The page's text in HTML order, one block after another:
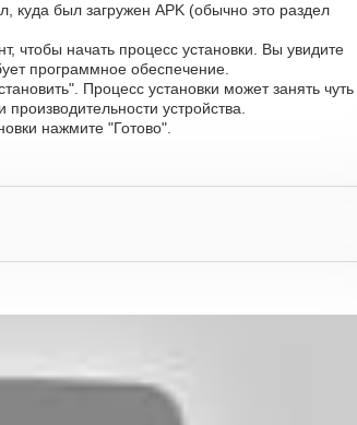
куда был загружен APK (обычно это раздел
чтобы начать процесс установки. Вы увидите
программное обеспечение.
Процесс установки может занять чуть
устройства.
нажмите "Готово".